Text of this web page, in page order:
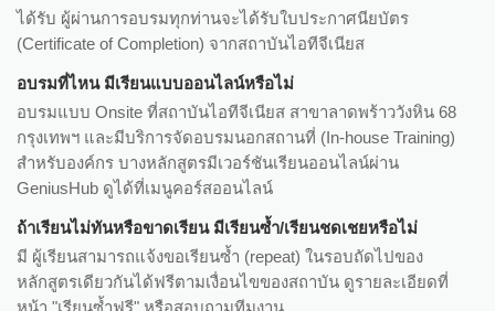
ได้รับ ผู้ผ่านการอบรมทุกท่านจะได้รับใบประกาศนียบัตร
(Certificate of Completion) จากสถาบันไอทีจีเนียส
อบรมที่ไหน มีเรียนแบบออนไลน์หรือไม่
อบรมแบบ Onsite ที่สถาบันไอทีจีเนียส สาขาลาดพร้าววังหิน 68
กรุงเทพฯ และมีบริการจัดอบรมนอกสถานที่ (In-house Training)
สำหรับองค์กร บางหลักสูตรมีเวอร์ชันเรียนออนไลน์ผ่าน
GeniusHub ดูได้ที่เมนูคอร์สออนไลน์
ถ้าเรียนไม่ทันหรือขาดเรียน มีเรียนซ้ำ/เรียนชดเชยหรือไม่
มี ผู้เรียนสามารถแจ้งขอเรียนซ้ำ (repeat) ในรอบถัดไปของ
หลักสูตรเดียวกันได้ฟรีตามเงื่อนไขของสถาบัน ดูรายละเอียดที่
หน้า "เรียนซ้ำฟรี" หรือสอบถามทีมงาน